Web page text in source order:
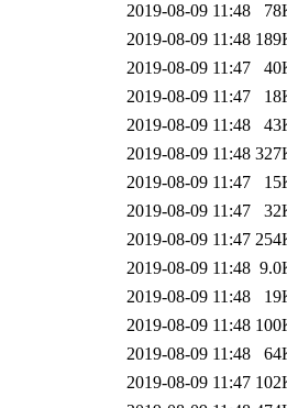
2019-08-09 11:48
2019-08-09 11:48
2019-08-09 11:47
2019-08-09 11:47
2019-08-09 11:48
2019-08-09 11:48
2019-08-09 11:47
2019-08-09 11:47
2019-08-09 11:47
2019-08-09 11:48
2019-08-09 11:48
2019-08-09 11:48
2019-08-09 11:48
2019-08-09 11:47